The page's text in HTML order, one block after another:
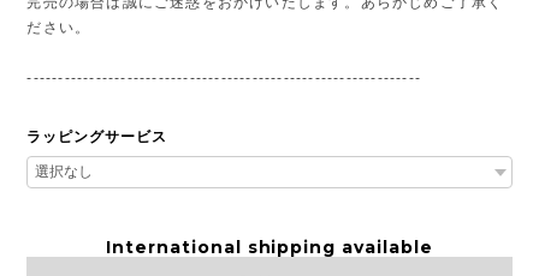
ださい。
---------------------------------------------------------------
ラッピングサービス
International shipping available